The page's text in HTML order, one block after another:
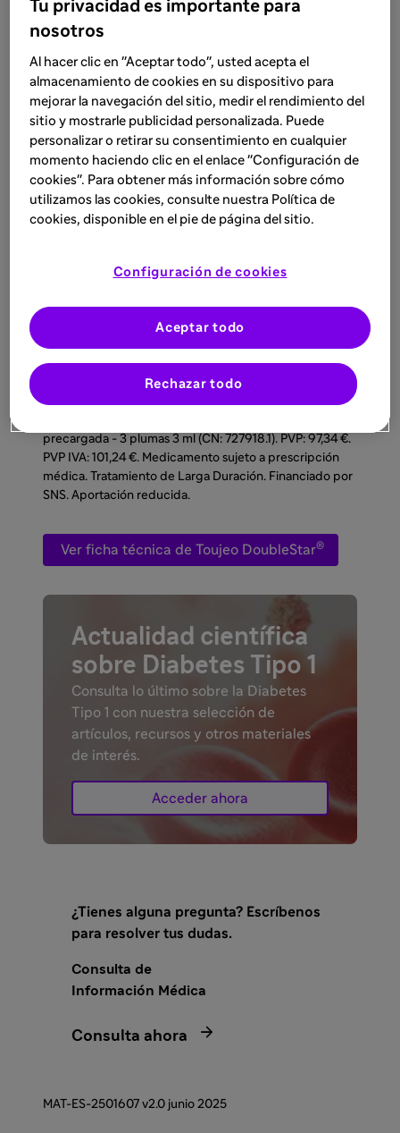
precargada - 3 plumas 1,5 ml (CN: 706414.5). PVP: 48,68
€. PVP IVA: 50,63 €. Medicamento sujeto a prescripción
médica.Tratamiento de Larga Duración. Financiados por
SNS. Aportación reducida.
Ver ficha técnica de Toujeo Solostar ®
®DoubleStar ®
PRESENTACIÓN, PRECIO Y CONDICIONES DE
PRESCRIPCIÓN Y DISPENSACIÓN:
precargada - 3 plumas 3 ml (CN: 727918.1). PVP: 97,34 €.
PVP IVA: 101,24 €. Medicamento sujeto a prescripción
médica. Tratamiento de Larga Duración. Financiado por
SNS. Aportación reducida.
Ver ficha técnica de Toujeo DoubleStar®
Actualidad científica
sobre Diabetes Tipo 1
Consulta lo último sobre la Diabetes
Tipo 1 con nuestra selección de
artículos, recursos y otros materiales
de interés.
Acceder ahora
¿Tienes alguna pregunta? Escríbenos
para resolver tus dudas.
Consulta de
Información Médica
Consulta ahora 
MAT-ES-2501607 v2.0 junio 2025
Tu privacidad es importante para
nosotros
Al hacer clic en "Aceptar todo", usted acepta el
almacenamiento de cookies en su dispositivo para
mejorar la navegación del sitio, medir el rendimiento del
sitio y mostrarle publicidad personalizada. Puede
personalizar o retirar su consentimiento en cualquier
momento haciendo clic en el enlace "Configuración de
cookies". Para obtener más información sobre cómo
utilizamos las cookies, consulte nuestra Política de
cookies, disponible en el pie de página del sitio.
Configuración de cookies
Rechazar todo
Aceptar todo